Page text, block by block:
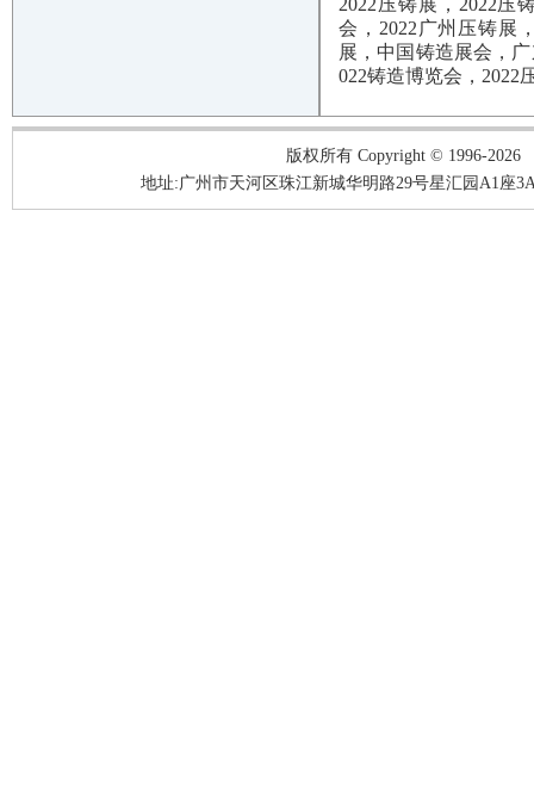
2022压铸展，2022压
会，2022广州压铸展
展，中国铸造展会，
022铸造博览会，2022
版权所有 Copyright © 1996-2026
地址:广州市天河区珠江新城华明路29号星汇园A1座